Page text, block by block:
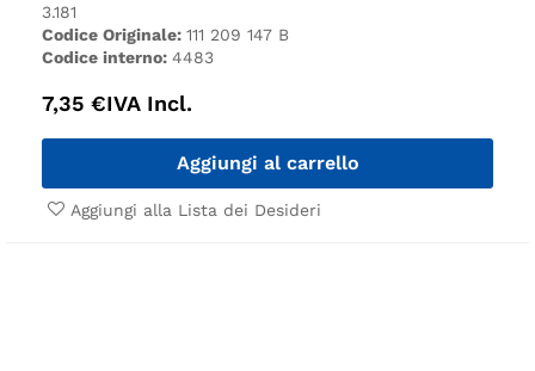
3.181
Codice Originale: 111 209 147 B
Codice interno: 4483
7,35 €IVA Incl.
Aggiungi al carrello
Aggiungi alla Lista dei Desideri